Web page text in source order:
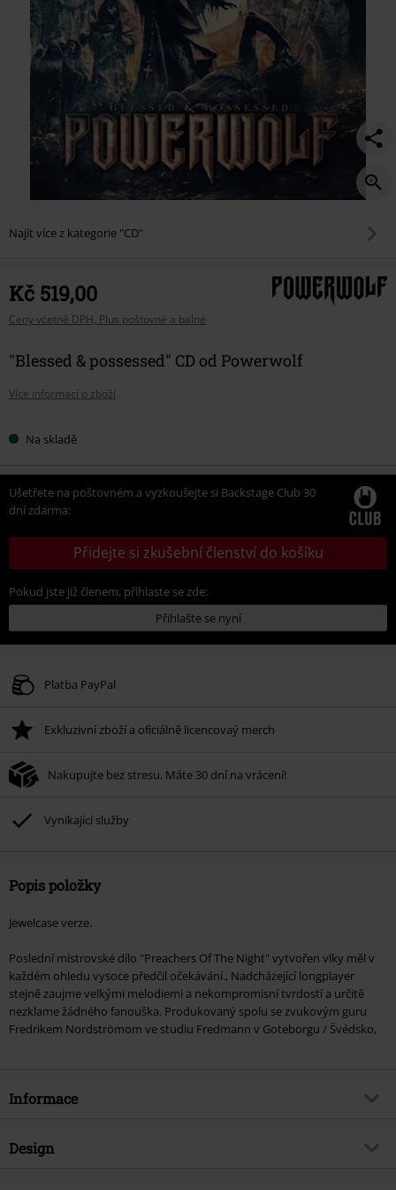
Najít více z kategorie "CD"
Kč 519,00
Ceny včetně DPH, Plus poštovné a balné
"Blessed & possessed" CD od Powerwolf
Více informací o zboží
Na skladě
Ušetřete na poštovném a vyzkoušejte si Backstage Club 30
dní zdarma:
Přidejte si zkušební členství do košíku
Pokud jste již členem, přihlaste se zde:
Přihlašte se nyní
Platba PayPal
Exkluzivní zboží a oficiálně licencovaý merch
Nakupujte bez stresu. Máte 30 dní na vrácení!
Vynikající služby
Popis položky
Jewelcase verze.
Poslední mistrovské dílo "Preachers Of The Night" vytvořen vlky měl v
každém ohledu vysoce předčil očekávání., Nadcházející longplayer
stejně zaujme velkými melodiemi a nekompromisní tvrdostí a určitě
nezklame žádného fanouška. Produkovaný spolu se zvukovým guru
Fredrikem Nordströmom ve studiu Fredmann v Goteborgu / Švédsko,
Informace
Zboží č.
Design